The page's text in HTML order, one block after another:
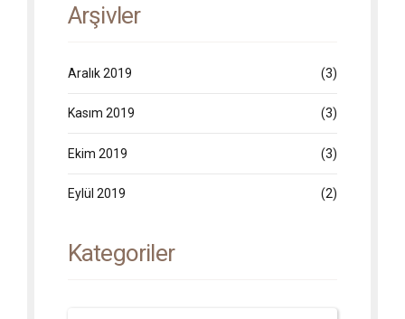
Arşivler
Aralık 2019 (3)
Kasım 2019 (3)
Ekim 2019 (3)
Eylül 2019 (2)
Kategoriler